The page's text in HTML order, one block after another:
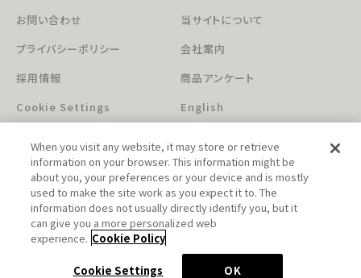
お問い合わせ
当サイトについて
プライバシーポリシー
会社案内
採用情報
商品アンケート
Cookie Settings
English
このホームページに掲載されている著作物の無断利用を禁じます。
When you visit any website, it may store or retrieve
information on your browser. This information might be
about you, your preferences or your device and is mostly
used to make the site work as you expect it to. The
information does not usually directly identify you, but it
can give you a more personalized web
experience. Cookie Policy
Cookie Settings OK